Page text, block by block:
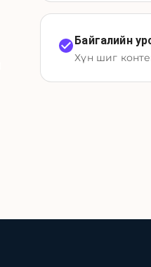
Байгалийн
Хүн шиг